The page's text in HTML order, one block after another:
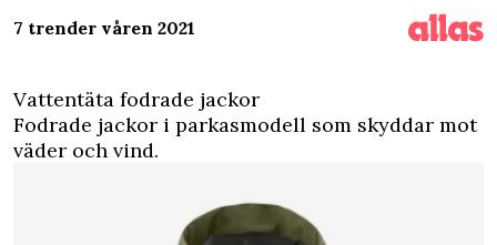
7 trender våren 2021
Vattentäta fodrade jackor
Fodrade jackor i parkasmodell som skyddar mot
väder och vind.